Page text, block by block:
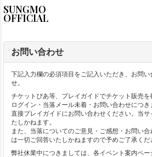
SUNGMO
OFFICIAL
お問い合わせ
下記入力欄の必須項目をご記入いただき、お問い
せ。
チケットぴあ等、プレイガイドでチケット販売
ログイン・当落メール未着・お問い合わせにつき
直接プレイガイドにお問い合わせください。当
たしかねます。
また、当落についてのご意見・ご感想・お問い
は一切ご回答いたしかねますので予めご了承くだ
弊社休業中につきましては、各イベント案内ペー